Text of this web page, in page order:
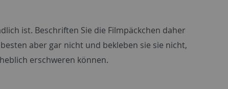
ist. Beschriften Sie die Filmpäckchen daher
aber gar nicht und bekleben sie sie nicht,
erschweren können.